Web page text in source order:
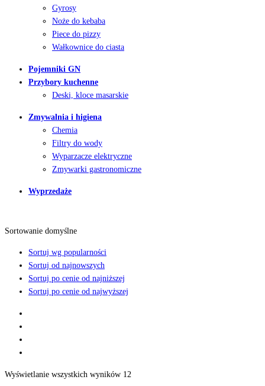
Gyrosy
Noże do kebaba
Piece do pizzy
Wałkownice do ciasta
Pojemniki GN
Przybory kuchenne
Deski, kloce masarskie
Zmywalnia i higiena
Chemia
Filtry do wody
Wyparzacze elektryczne
Zmywarki gastronomiczne
Wyprzedaże
Sortowanie domyślne
Sortuj wg popularności
Sortuj od najnowszych
Sortuj po cenie od najniższej
Sortuj po cenie od najwyższej
Wyświetlanie wszystkich wyników 12